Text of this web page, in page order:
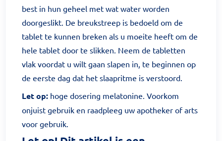
best in hun geheel met wat water worden
doorgeslikt. De breukstreep is bedoeld om de
tablet te kunnen breken als u moeite heeft om de
hele tablet door te slikken. Neem de tabletten
vlak voordat u wilt gaan slapen in, te beginnen op
de eerste dag dat het slaapritme is verstoord.
Let op: hoge dosering melatonine. Voorkom
onjuist gebruik en raadpleeg uw apotheker of arts
voor gebruik.